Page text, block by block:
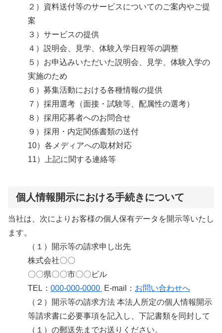
２）資料送付等のサービスについてのご案内やご提
案
３）サービスの提供
４）説明会、見学、体験入学日程等の調整
５）お申込みいただいた説明会、見学、体験入学の
実施のため
６）募集活動における各種情報の提供
７）採用選考（面接・試験等、配属性の選考）
８）採用応募者へのお問合せ
９）採用・内定関係書類の送付
10）各メディアへの取材対応
11）上記に関する連絡等
個人情報開示における手続きについて
当社は、次によりお客様の個人保有データを開示等いたし
ます。
（１）開示等の請求申し出先
株式会社〇〇
〇〇県〇〇市〇〇ビル
TEL： 000-000-0000 E-mail： お問い合わせへ
（２）開示等の請求方法 本法人所定の個人情報開示
等請求書に必要事項を記入し、下記書類を同封して
（１）の郵送先までお送りください。